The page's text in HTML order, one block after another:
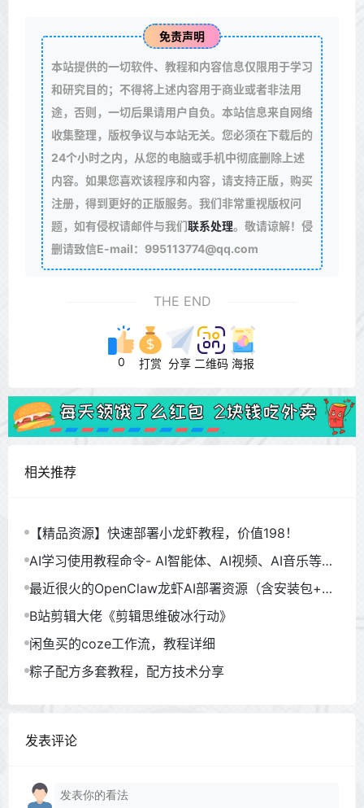
免责声明
本站提供的一切软件、教程和内容信息仅限用于学习
和研究目的；不得将上述内容用于商业或者非法用
途，否则，一切后果请用户自负。本站信息来自网络
收集整理，版权争议与本站无关。您必须在下载后的
24个小时之内，从您的电脑或手机中彻底删除上述
内容。如果您喜欢该程序和内容，请支持正版，购买
注册，得到更好的正版服务。我们非常重视版权问
题，如有侵权请邮件与我们联系处理。敬请谅解！侵
删请致信E-mail：995113774@qq.com
THE END
0 打赏 分享 二维码 海报
相关推荐
【精品资源】快速部署小龙虾教程，价值198！
AI学习使用教程命令- AI智能体、AI视频、AI音乐等
（930GB）
最近很火的OpenClaw龙虾AI部署资源（含安装包+教
程）
B站剪辑大佬《剪辑思维破冰行动》
闲鱼买的coze工作流，教程详细
粽子配方多套教程，配方技术分享
发表评论